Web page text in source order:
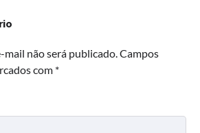
mail não será publicado.Campos
com *